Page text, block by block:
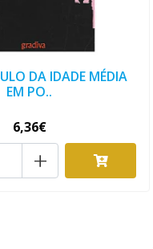
DA IDADE MÉDIA
EM PO..
6,36€
+